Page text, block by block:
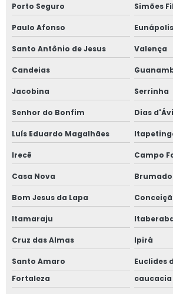
Porto Seguro Simões
Paulo Afonso Eunápolis
Santo Antônio de Jesus Valença
Candeias
Jacobina Serrinha
Senhor do Bonfim Dias
Luís Eduardo Magalhães
Irecê Campo
Casa Nova Brumado
Bom Jesus da Lapa
Itamaraju
Cruz das Almas Ipirá
Santo Amaro
Euclides
Fortaleza
caucacia